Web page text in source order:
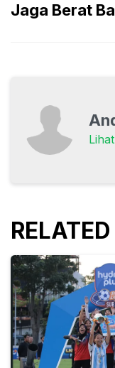
Jaga Berat